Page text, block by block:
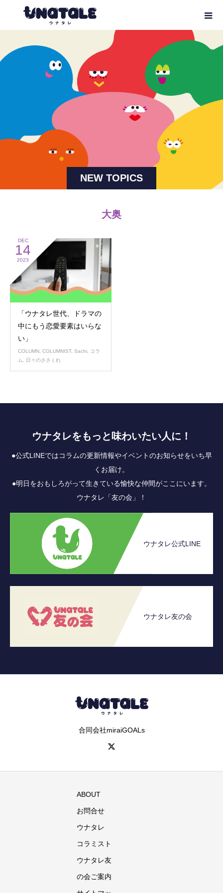
NEW TOPICS
大奥
DEC
14
2023
「ウナタレ世代、ドラマの
中にもう恋愛要素はいらな
い」
COLUMN, COLUMNIST, Sachi, コラ
ム, 日々のささくれ
ウナタレをもっと味わいたい人に！
●公式LINEではコラムの更新情報やイベントのお知らせをいち早
くお届け。
●明日をおもしろがって生きている愉快な仲間がここにいます。
ウナタレ「友の会」！
ウナタレ公式LINE
ウナタレ友の会
合同会社miraiGOALs
ABOUT
お問合せ
ウナタレ
コラミスト
ウナタレ友
の会ご案内